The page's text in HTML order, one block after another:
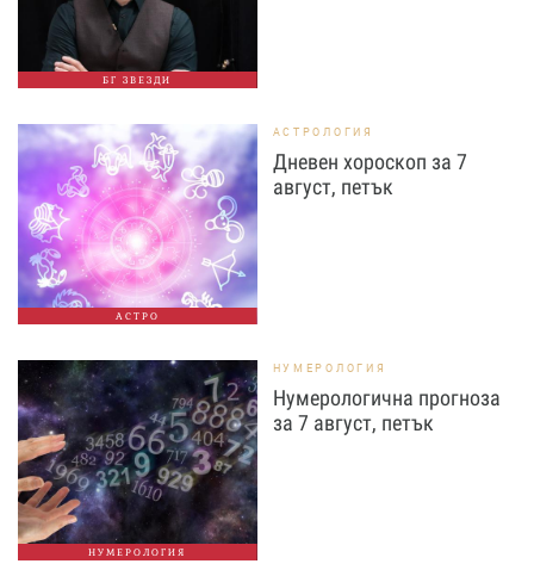
БГ ЗВЕЗДИ
АСТРО
АСТРОЛОГИЯ
Дневен хороскоп за 7
август, петък
НУМЕРОЛОГИЯ
НУМЕРОЛОГИЯ
Нумерологична прогноза
за 7 август, петък